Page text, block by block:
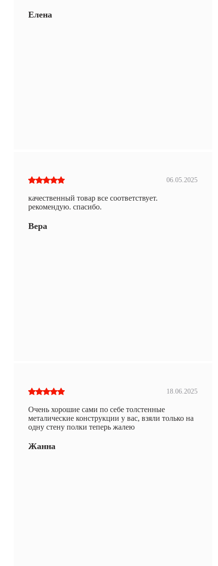
Елена
06.05.2025
качественный товар все соответствует.
рекомендую. спасибо.
Вера
18.06.2025
Очень хорошие сами по себе толстенные
металические конструкции у вас, взяли только на
одну стену полки теперь жалею
Жанна